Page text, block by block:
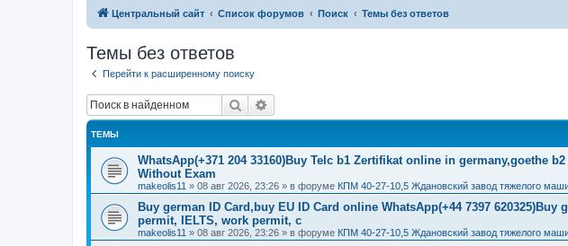
Центральный сайт Список форумов Поиск Темы без ответов
Темы без ответов
Перейти к расширенному поиску
Поиск
ТЕМЫ
WhatsApp(+371 204 33160)Buy Telc b1 Zertifikat online in germany,goethe
Without Exam
makeolis11 » 08 авг 2026, 23:26 » в форуме КПМ 40-27-10,5 Ждановский завод тяжелого
Buy german ID Card,buy EU ID Card online WhatsApp(+44 7397 620325)Buy
permit, IELTS, work permit, c
makeolis11 » 08 авг 2026, 23:26 » в форуме КПМ 40-27-10,5 Ждановский завод тяжелого